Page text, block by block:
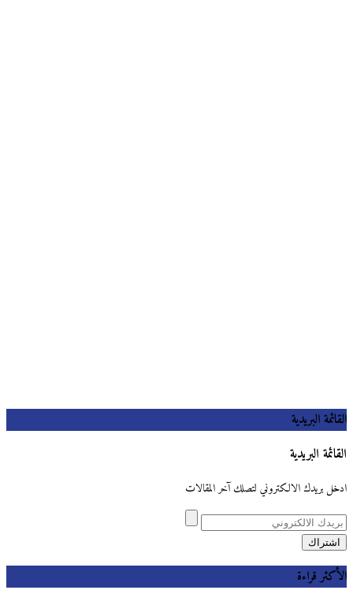
القائمة البريدية
القائمة البريدية
ادخل بريدك الالكتروني لتصلك آخر المقالات
الأكثر قراءة